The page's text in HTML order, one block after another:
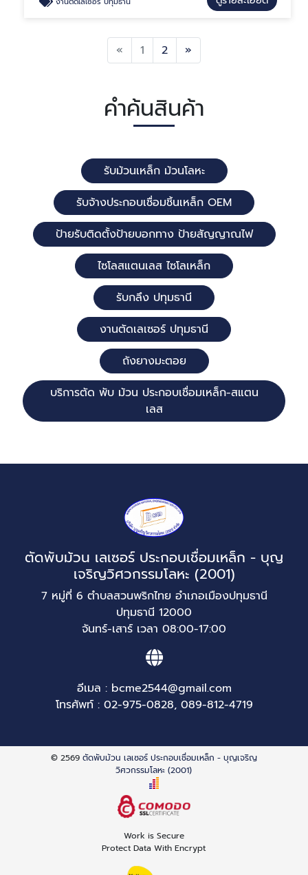
« Previous
1 2 »
คำค้นสินค้า
รับม้วนเหล็ก ม้วนโลหะ
รับจ้างประกอบเชื่อมชิ้นเหล็ก OEM
ป้ายรับติดตั้งป้ายบอกทาง ป้ายสัญญาณไฟ
ไซโลสแตนเลส ไซโลเหล็ก
รับกลึง ปทุมธานี
งานตัดเลเซอร์ ปทุมธานี
ถังยางมะตอย
บริการตัด พับ ม้วน ประกอบเชื่อมเหล็ก-สแตน
เลส
ตัดพับม้วน เลเซอร์ ประกอบเชื่อมเหล็ก - บุญ
เจริญวิศวกรรมโลหะ (2001)
7 หมู่ที่ 6 ตำบลสวนพริกไทย อำเภอเมืองปทุมธานี
ปทุมธานี 12000
จันทร์-เสาร์ เวลา 08:00-17:00
อีเมล : bcme2544@gmail.com
โทรศัพท์ : 02-975-0828, 089-812-4719
© 2569 ตัดพับม้วน เลเซอร์ ประกอบเชื่อมเหล็ก - บุญเจริญ
วิศวกรรมโลหะ (2001)
Work is Secure
Protect Data With Encrypt